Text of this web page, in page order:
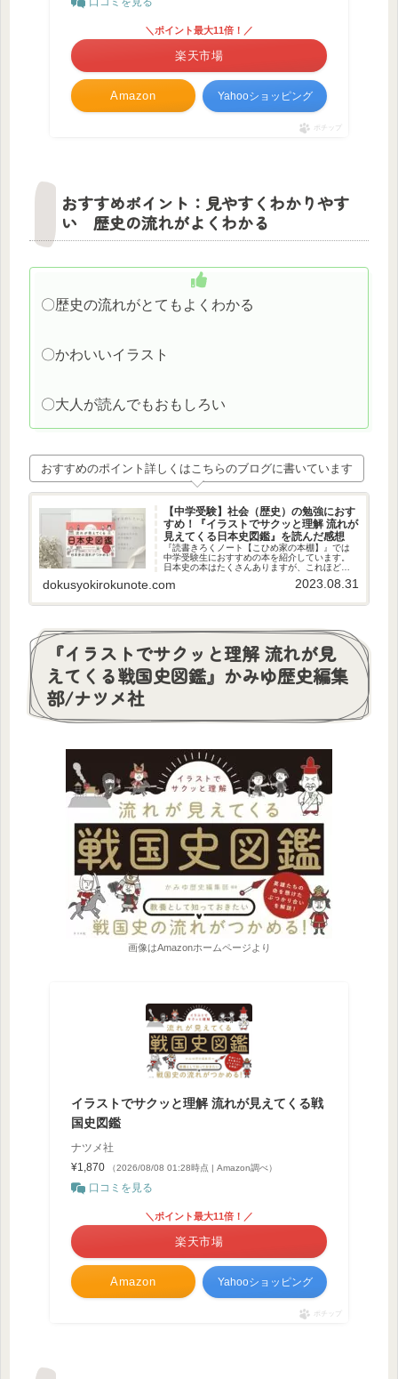
Amazon
＼ポイント最大11倍！／
楽天市場
Yahooショッピング
ポチップ
おすすめポイント：見やすくわかりやす
い 歴史の流れがよくわかる
〇歴史の流れがとてもよくわかる
〇かわいいイラスト
〇大人が読んでもおもしろい
おすすめのポイント詳しくはこちらのブログに書いています
【中学受験】社会（歴史）の勉強におす
すめ！『イラストでサクッと理解 流れが
見えてくる日本史図鑑』を読んだ感想
『読書きろくノート【こひめ家の本棚】』では
中学受験生におすすめの本を紹介しています。
日本史の本はたくさんありますが、これほど古
すくしてくれた本は初めてです！受験まで半年
dokusyokirokunote.com 2023.08.31
『イラストでサクッと理解 流れが見
えてくる戦国史図鑑』かみゆ歴史編集
部/ナツメ社
画像はAmazonホームページより
イラストでサクッと理解 流れが見えてくる戦
国史図鑑
ナツメ社
¥1,870
（2026/08/08 01:28時点 | Amazon調べ）
口コミを見る
Amazon
＼ポイント最大11倍！／
楽天市場
Yahooショッピング
ポチップ